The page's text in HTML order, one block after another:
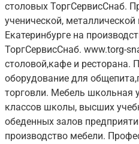
столовых ТоргСервисСнаб.
ученической,
Екатеринбурге на
ТоргСервисСнаб. www.torg-
столовой,кафе и ресторана.
оборудование для
торговли. Мебель школьная
классов школы, высших
обеденных залов
производство мебели.